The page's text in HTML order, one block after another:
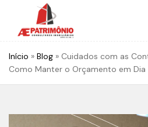
Início » Blog » Cuidados com as
Como Manter o Orçamento em Dia